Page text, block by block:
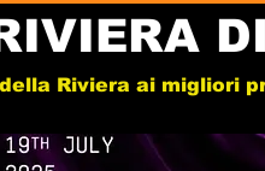
Riviera ai migliori